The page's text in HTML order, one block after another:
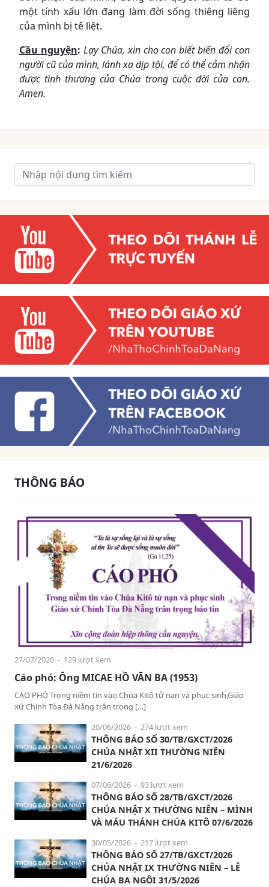
một tính xấu lớn đang làm đời sống thiêng liêng
của mình bị tê liệt.
Cầu nguyện: Lạy Chúa, xin cho con biết biến đổi con
người cũ của mình, lánh xa dịp tội, để có thể cảm nhận
được tình thương của Chúa trong cuộc đời của con.
Amen.
THÔNG BÁO
27/07/2026 - 129 lượt xem
Cáo phó: Ông MICAE HỒ VĂN BA (1953)
CÁO PHÓ Trong niềm tin vào Chúa Kitô tử nạn và phục sinh,Giáo
xứ Chính Tòa Đà Nẵng trân trọng […]
20/06/2026 - 274 lượt xem
THÔNG BÁO SỐ 30/TB/GXCT/2026
CHÚA NHẬT XII THƯỜNG NIÊN
21/6/2026
07/06/2026 - 93 lượt xem
THÔNG BÁO SỐ 28/TB/GXCT/2026
CHÚA NHẬT X THƯỜNG NIÊN – MÌNH
VÀ MÁU THÁNH CHÚA KITÔ 07/6/2026
30/05/2026 - 217 lượt xem
THÔNG BÁO SỐ 27/TB/GXCT/2026
CHÚA NHẬT IX THƯỜNG NIÊN – LỄ
CHÚA BA NGÔI 31/5/2026